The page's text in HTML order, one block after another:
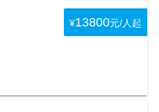
¥13800元/人起